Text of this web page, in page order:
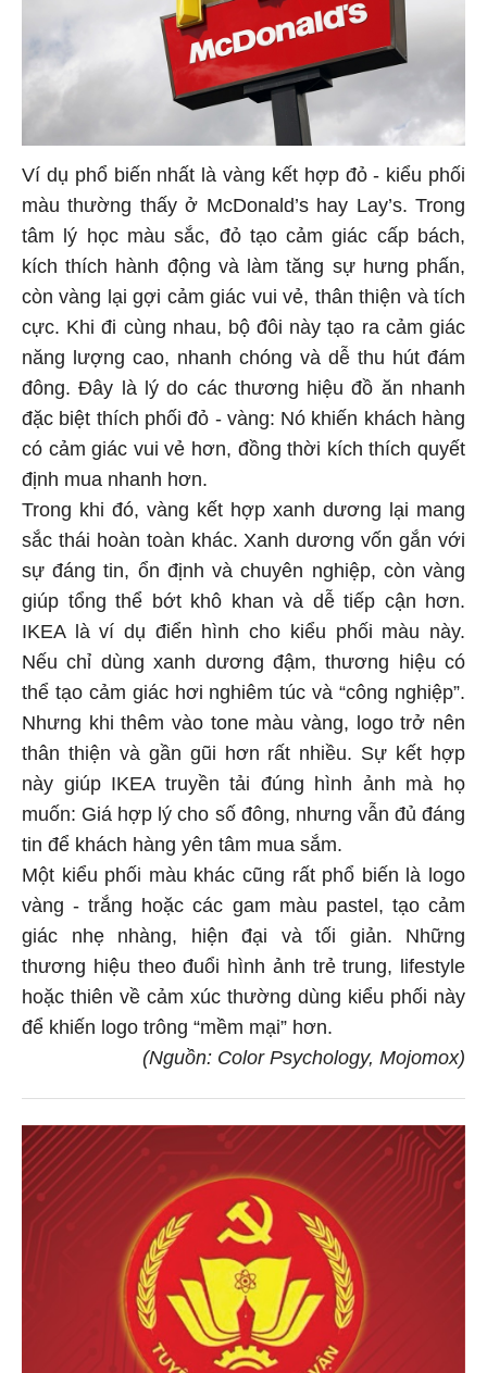
Ví dụ phổ biến nhất là vàng kết hợp đỏ - kiểu phối
màu thường thấy ở McDonald’s hay Lay’s. Trong
tâm lý học màu sắc, đỏ tạo cảm giác cấp bách,
kích thích hành động và làm tăng sự hưng phấn,
còn vàng lại gợi cảm giác vui vẻ, thân thiện và tích
cực. Khi đi cùng nhau, bộ đôi này tạo ra cảm giác
năng lượng cao, nhanh chóng và dễ thu hút đám
đông. Đây là lý do các thương hiệu đồ ăn nhanh
đặc biệt thích phối đỏ - vàng: Nó khiến khách hàng
có cảm giác vui vẻ hơn, đồng thời kích thích quyết
định mua nhanh hơn.
Trong khi đó, vàng kết hợp xanh dương lại mang
sắc thái hoàn toàn khác. Xanh dương vốn gắn với
sự đáng tin, ổn định và chuyên nghiệp, còn vàng
giúp tổng thể bớt khô khan và dễ tiếp cận hơn.
IKEA là ví dụ điển hình cho kiểu phối màu này.
Nếu chỉ dùng xanh dương đậm, thương hiệu có
thể tạo cảm giác hơi nghiêm túc và “công nghiệp”.
Nhưng khi thêm vào tone màu vàng, logo trở nên
thân thiện và gần gũi hơn rất nhiều. Sự kết hợp
này giúp IKEA truyền tải đúng hình ảnh mà họ
muốn: Giá hợp lý cho số đông, nhưng vẫn đủ đáng
tin để khách hàng yên tâm mua sắm.
Một kiểu phối màu khác cũng rất phổ biến là logo
vàng - trắng hoặc các gam màu pastel, tạo cảm
giác nhẹ nhàng, hiện đại và tối giản. Những
thương hiệu theo đuổi hình ảnh trẻ trung, lifestyle
hoặc thiên về cảm xúc thường dùng kiểu phối này
để khiến logo trông “mềm mại” hơn.
(Nguồn: Color Psychology, Mojomox)